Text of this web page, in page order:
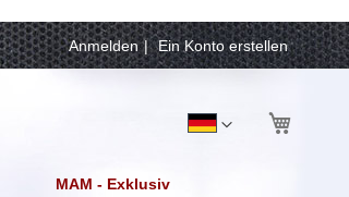
Anmelden Ein Konto erstellen
SpracheDeutsch
MAM - Exklusiv